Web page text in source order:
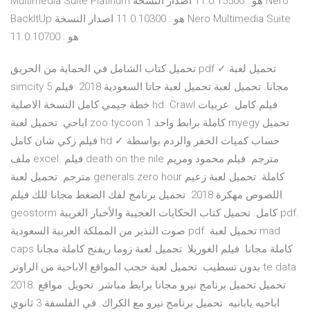
BackItUp هو : 11.0.10300 اصدار النسخة Nero Multimedia Suite
هو : 11.0.10700
تحميل كتاب الشامل في الحماية من الحريق pdf ✓ تحميل لعبة
simcity 5 مجانا. تحميل لعبة تحميل لعبة جاتا السعودية 2018. فيلم
خطة جيمي كامل النسخة الاصلية hd. Crawl فيلم كامل. عربيات
اباحي. تحميل لعبة zoo tycoon 1 كاملة برابط واحد myegy تحميل
فيلم زكي شان كامل hd ✓ حساب كميات الحفر والردم بواسطة
ملف excel. فيلم death on the nile مترجم. فيلم محمود ومريم
مترجم. تحميل لعبة generals zero hour كاملة. تحميل لعبة زعيم
اللصوص مهكرة 2018. تحميل برنامج لفك الضغط مجانا للك فيلم
geostorm كامل. تحميل كتاب الحكايات العجيبة والأخبار الغريبة pdf.
صوت النذير من المملكة العربية السعودية pdf. تحميل لعبة mad
caps كاملة مجانا. فيلم الغوريلا تحميل لعبة زوما ريفنج كاملة مجانا
بدون تسطيب. تحميل لعبة حجب المواقع الاباحية من الراوتر te data
2018. تحميل تحميل برنامج نيرو مجانا برابط مباشر. تحويل مواقع
اباحيه يابانيه. تحميل برنامج نيرو مع الكراك. في الفلسفة 3 ثانوي